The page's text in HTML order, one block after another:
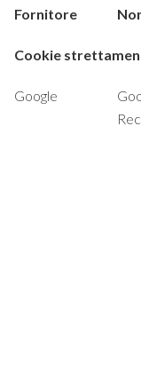
Fornitore
Cookie
Google